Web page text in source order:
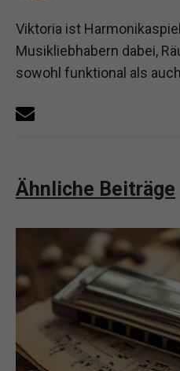
Viktoria ist
Musikliebhabern dabei,
sowohl funktional als
Ähnliche Beiträge